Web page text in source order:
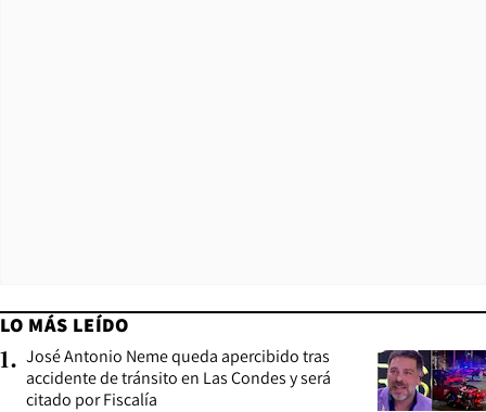
LO MÁS LEÍDO
1. José Antonio Neme queda apercibido tras
accidente de tránsito en Las Condes y será
citado por Fiscalía